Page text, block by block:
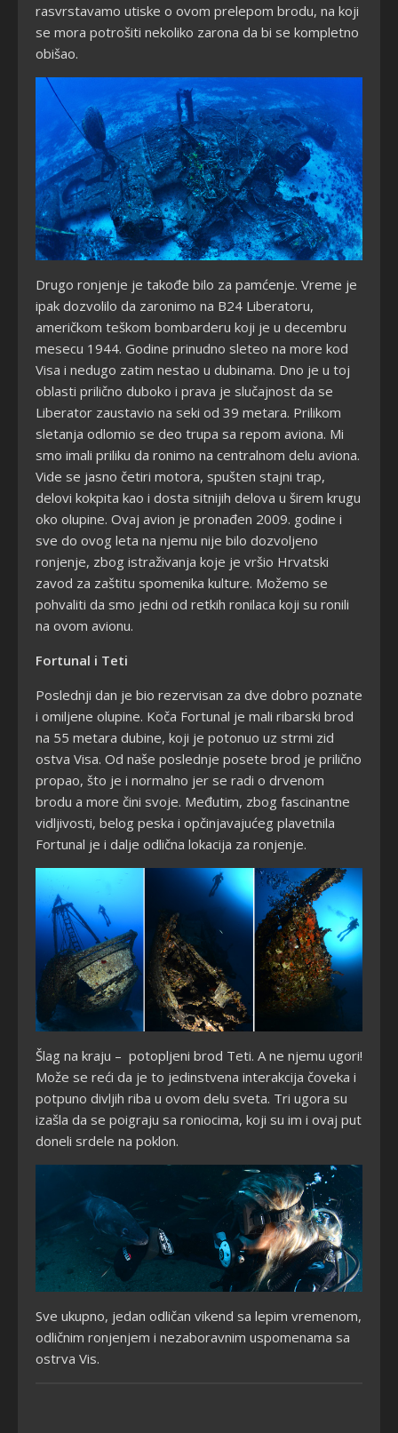
rasvrstavamo utiske o ovom prelepom brodu, na koji
se mora potrošiti nekoliko zarona da bi se kompletno
obišao.
Drugo ronjenje je takođe bilo za pamćenje. Vreme je
ipak dozvolilo da zaronimo na B24 Liberatoru,
američkom teškom bombarderu koji je u decembru
mesecu 1944. Godine prinudno sleteo na more kod
Visa i nedugo zatim nestao u dubinama. Dno je u toj
oblasti prilično duboko i prava je slučajnost da se
Liberator zaustavio na seki od 39 metara. Prilikom
sletanja odlomio se deo trupa sa repom aviona. Mi
smo imali priliku da ronimo na centralnom delu aviona.
Vide se jasno četiri motora, spušten stajni trap,
delovi kokpita kao i dosta sitnijih delova u širem krugu
oko olupine. Ovaj avion je pronađen 2009. godine i
sve do ovog leta na njemu nije bilo dozvoljeno
ronjenje, zbog istraživanja koje je vršio Hrvatski
zavod za zaštitu spomenika kulture. Možemo se
pohvaliti da smo jedni od retkih ronilaca koji su ronili
na ovom avionu.
Fortunal i Teti
Poslednji dan je bio rezervisan za dve dobro poznate
i omiljene olupine. Koča Fortunal je mali ribarski brod
na 55 metara dubine, koji je potonuo uz strmi zid
ostva Visa. Od naše poslednje posete brod je prilično
propao, što je i normalno jer se radi o drvenom
brodu a more čini svoje. Međutim, zbog fascinantne
vidljivosti, belog peska i opčinjavajućeg plavetnila
Fortunal je i dalje odlična lokacija za ronjenje.
Šlag na kraju – potopljeni brod Teti. A ne njemu ugori!
Može se reći da je to jedinstvena interakcija čoveka i
potpuno divljih riba u ovom delu sveta. Tri ugora su
izašla da se poigraju sa roniocima, koji su im i ovaj put
doneli srdele na poklon.
Sve ukupno, jedan odličan vikend sa lepim vremenom,
odličnim ronjenjem i nezaboravnim uspomenama sa
ostrva Vis.